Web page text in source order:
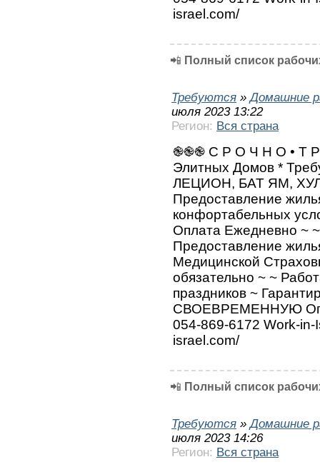
israel.com/
📲 Полный список
Требуются »Домашние
июля 2023 13:22
Регион: Вся страна
֎֎֎ С Р О Ч Н О • Т
Элитных Домов *
ЛЕЦИОН, БАТ ЯМ,
Предоставление
конфортабельных
Оплата Ежедневно ~
Предоставление
Медицинской
обязательно ~ ~
праздников ~
СВОЕВРЕМЕННУЮ
054-869-6172 Work-in-
israel.com/
📲 Полный список
Требуются »Домашние
июля 2023 14:26
Регион: Вся страна